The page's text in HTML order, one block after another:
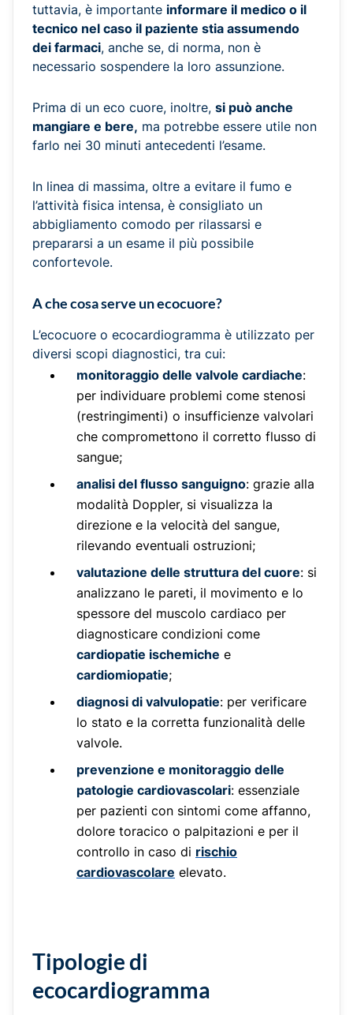
tuttavia, è importante informare il medico o il
tecnico nel caso il paziente stia assumendo
dei farmaci, anche se, di norma, non è
necessario sospendere la loro assunzione.
Prima di un eco cuore, inoltre, si può anche
mangiare e bere, ma potrebbe essere utile non
farlo nei 30 minuti antecedenti l’esame.
In linea di massima, oltre a evitare il fumo e
l’attività fisica intensa, è consigliato un
abbigliamento comodo per rilassarsi e
prepararsi a un esame il più possibile
confortevole.
A che cosa serve un ecocuore?
L’ecocuore o ecocardiogramma è utilizzato per
diversi scopi diagnostici, tra cui:
monitoraggio delle valvole cardiache:
per individuare problemi come stenosi
(restringimenti) o insufficienze valvolari
che compromettono il corretto flusso di
sangue;
analisi del flusso sanguigno: grazie alla
modalità Doppler, si visualizza la
direzione e la velocità del sangue,
rilevando eventuali ostruzioni;
valutazione delle struttura del cuore: si
analizzano le pareti, il movimento e lo
spessore del muscolo cardiaco per
diagnosticare condizioni come
cardiopatie ischemiche e
cardiomiopatie;
diagnosi di valvulopatie: per verificare
lo stato e la corretta funzionalità delle
valvole.
prevenzione e monitoraggio delle
patologie cardiovascolari: essenziale
per pazienti con sintomi come affanno,
dolore toracico o palpitazioni e per il
controllo in caso di rischio
cardiovascolare elevato.
Tipologie di
ecocardiogramma